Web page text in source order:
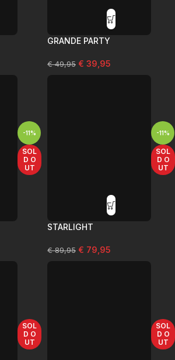
GRANDE PARTY
€49,95 € 39,95
-11%
SOL
D O
UT
-11%
SOL
D O
UT
STARLIGHT
€89,95 € 79,95
SOL
D O
UT
SOL
D O
UT